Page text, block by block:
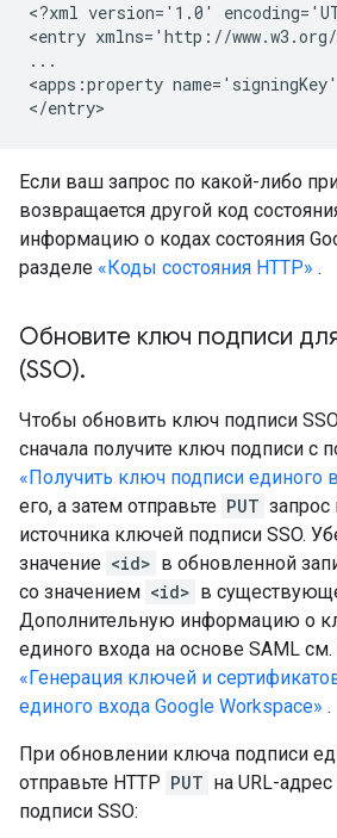
<?xml version='1.0'
<entry xmlns='http://
...
<apps:property
Если ваш запрос по какой-либо
возвращается другой код
информацию о кодах состояния
разделе «Коды состояния HTTP» .
Обновите ключ подписи
(SSO).
Чтобы обновить ключ подписи
сначала получите ключ подписи
«Получить ключ подписи единого
его, а затем отправьте PUT запрос
источника ключей подписи SSO.
значение <id> в обновленной
со значением <id> в
Дополнительную информацию о
единого входа на основе SAML
«Генерация ключей и
единого входа Google Workspace» .
При обновлении ключа подписи
отправьте HTTP PUT на URL-
подписи SSO: